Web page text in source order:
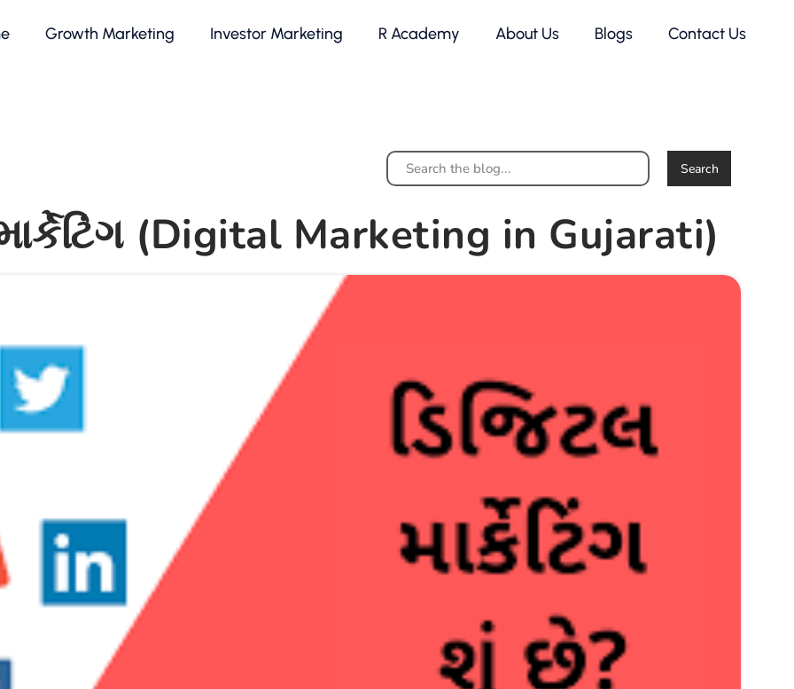
Growth Marketing Investor Marketing R Academy About Us Blogs Contact Us
Search
(Digital Marketing in Gujarati)